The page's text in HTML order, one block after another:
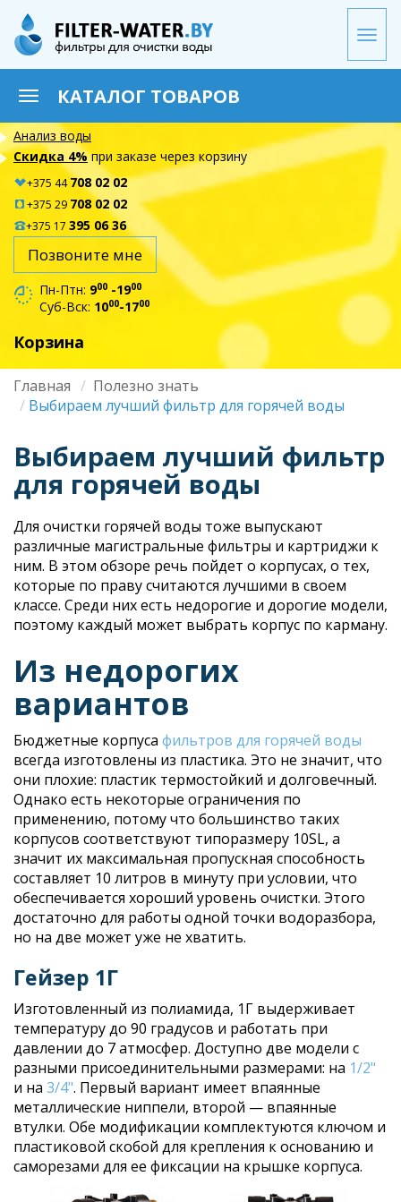
Перейти
основному
содержанию
ToggleКАТАЛОГ ТОВАРОВ
Анализ воды
Скидка 4%при заказе через корзину
+375 44708 02 02
+375 29 708 02 02
+375 17 395 06 36
Позвоните мне
Пн-Птн: 900 -1900
Суб-Вск: 1000-1700
Корзина
Строка
навигации
Главная
Полезно знать
Выбираем лучший фильтр для горячей воды
Выбираем лучший фильтр
для горячей воды
Для очистки горячей воды тоже выпускают
различные магистральные фильтры и картриджи к
ним. В этом обзоре речь пойдет о корпусах, о тех,
которые по праву считаются лучшими в своем
классе. Среди них есть недорогие и дорогие модели,
поэтому каждый может выбрать корпус по карману.
Из недорогих
вариантов
Бюджетные корпуса фильтров для горячей воды
всегда изготовлены из пластика. Это не значит, что
они плохие: пластик термостойкий и долговечный.
Однако есть некоторые ограничения по
применению, потому что большинство таких
корпусов соответствуют типоразмеру 10SL, а
значит их максимальная пропускная способность
составляет 10 литров в минуту при условии, что
обеспечивается хороший уровень очистки. Этого
достаточно для работы одной точки водоразбора,
но на две может уже не хватить.
Гейзер 1Г
Изготовленный из полиамида, 1Г выдерживает
температуру до 90 градусов и работать при
давлении до 7 атмосфер. Доступно две модели с
разными присоединительными размерами: на 1/2"
и на 3/4". Первый вариант имеет впаянные
металлические ниппели, второй — впаянные
втулки. Обе модификации комплектуются ключом и
пластиковой скобой для крепления к основанию и
саморезами для ее фиксации на крышке корпуса.